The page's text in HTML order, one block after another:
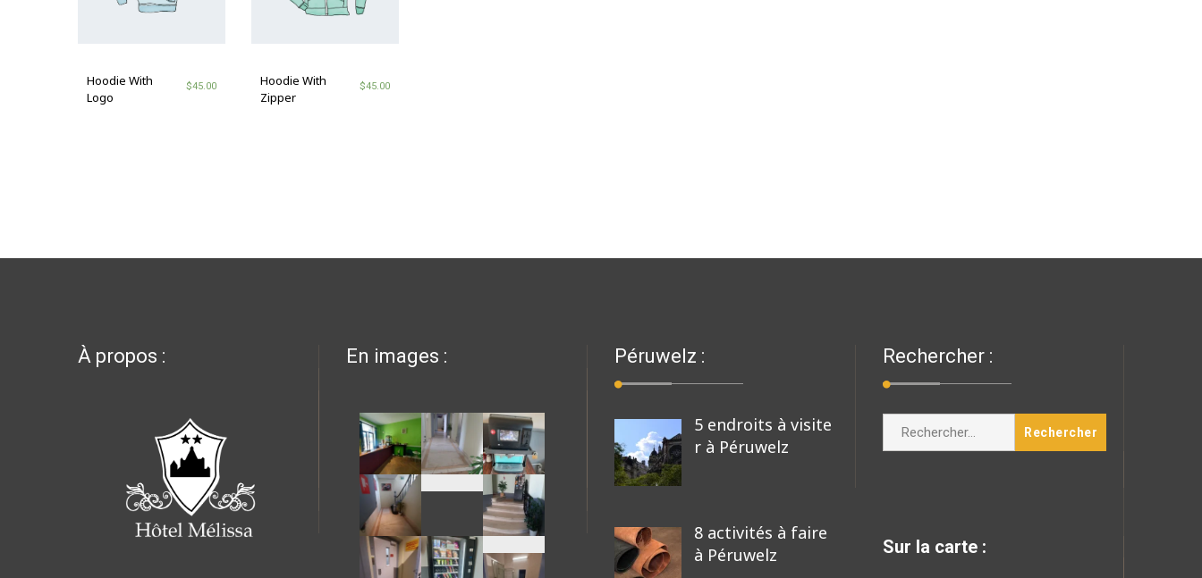
Hoodie With
Logo
$45.00
Hoodie With
Zipper
$45.00
À propos : En images : Péruwelz :
5 endroits à visite
r à Péruwelz
8 activités à faire
à Péruwelz
Rechercher :
Sur la carte :